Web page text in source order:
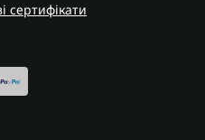
сертифікати